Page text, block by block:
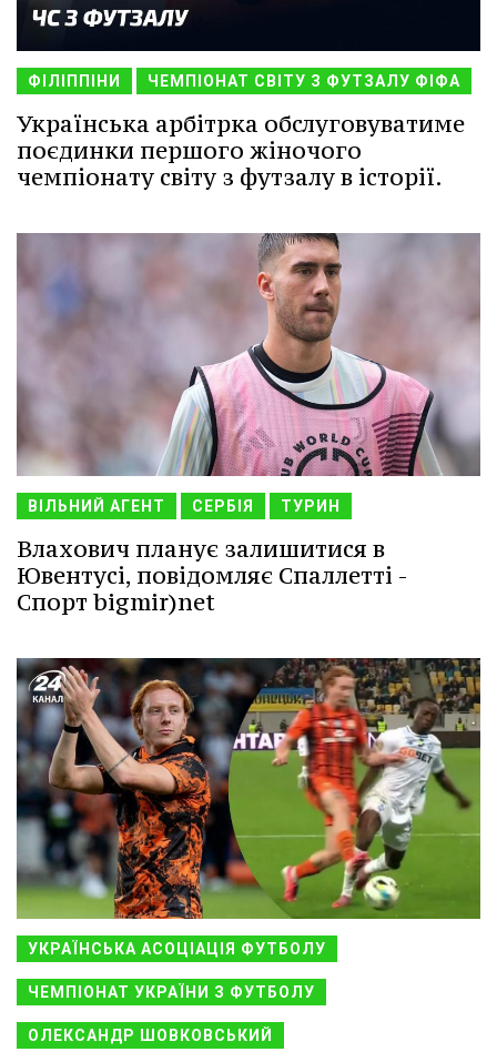
ФІЛІППІНИ ЧЕМПІОНАТ СВІТУ З ФУТЗАЛУ ФІФА
Українська арбітрка обслуговуватиме
поєдинки першого жіночого
чемпіонату світу з футзалу в історії.
ВІЛЬНИЙ АГЕНТ СЕРБІЯ ТУРИН
Влахович планує залишитися в
Ювентусі, повідомляє Спаллетті -
Спорт bigmir)net
УКРАЇНСЬКА АСОЦІАЦІЯ ФУТБОЛУ
ЧЕМПІОНАТ УКРАЇНИ З ФУТБОЛУ
ОЛЕКСАНДР ШОВКОВСЬКИЙ